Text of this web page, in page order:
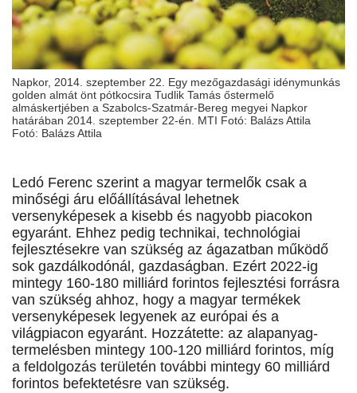
Napkor, 2014. szeptember 22. Egy mezőgazdasági idénymunkás
golden almát önt pótkocsira Tudlik Tamás őstermelő
almáskertjében a Szabolcs-Szatmár-Bereg megyei Napkor
határában 2014. szeptember 22-én. MTI Fotó: Balázs Attila
Fotó: Balázs Attila
Ledó Ferenc szerint a magyar termelők csak a
minőségi áru előállításával lehetnek
versenyképesek a kisebb és nagyobb piacokon
egyaránt. Ehhez pedig technikai, technológiai
fejlesztésekre van szükség az ágazatban működő
sok gazdálkodónál, gazdaságban. Ezért 2022-ig
mintegy 160-180 milliárd forintos fejlesztési forrásra
van szükség ahhoz, hogy a magyar termékek
versenyképesek legyenek az európai és a
világpiacon egyaránt. Hozzátette: az alapanyag-
termelésben mintegy 100-120 milliárd forintos, míg
a feldolgozás területén további mintegy 60 milliárd
forintos befektetésre van szükség.